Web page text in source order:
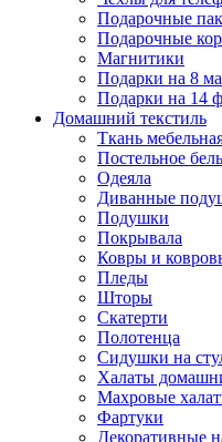
Подарочные
Подарочные
Магнитики
Подарки на 8
Подарки на 14
Домашний текстиль
Ткань
Постельное
Одеяла
Диванные
Подушки
Покрывала
Ковры и
Пледы
Шторы
Скатерти
Полотенца
Сидушки на
Халаты
Махровые
Фартуки
Декоративные